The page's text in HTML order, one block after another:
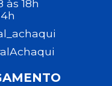
às 18h